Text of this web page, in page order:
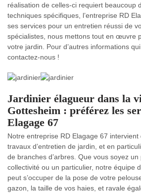
réalisation de celles-ci requiert beaucoup
techniques spécifiques, l’entreprise RD
ses services pour un entretien réussi de
spécialistes, nous mettons tout en œuvre
votre jardin. Pour d’autres informations
contactez-nous !
Jardinier élagueur dans la
Gottesheim : préférez les
Elagage 67
Notre entreprise RD Elagage 67
travaux d’entretien de jardin, et en
de branches d’arbres. Que vous soyez
collectivité ou un particulier, notre équipe
peut s’occuper de la pose de votre
gazon, la taille de vos haies, et ravale